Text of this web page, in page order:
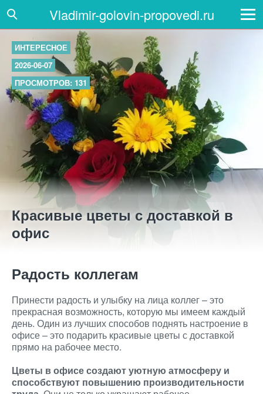
Vladimir-golovin-propovedi.ru
ИНТЕРЕСНОЕ
2026-06-07
ПРОСМОТРОВ: 131
Красивые цветы с доставкой в
офис
Радость коллегам
Принести радость и улыбку на лица коллег – это
прекрасная возможность, которую мы имеем каждый
день. Один из лучших способов поднять настроение в
офисе – это подарить красивые цветы с доставкой
прямо на рабочее место.
Цветы в офисе создают уютную атмосферу и
способствуют повышению производительности